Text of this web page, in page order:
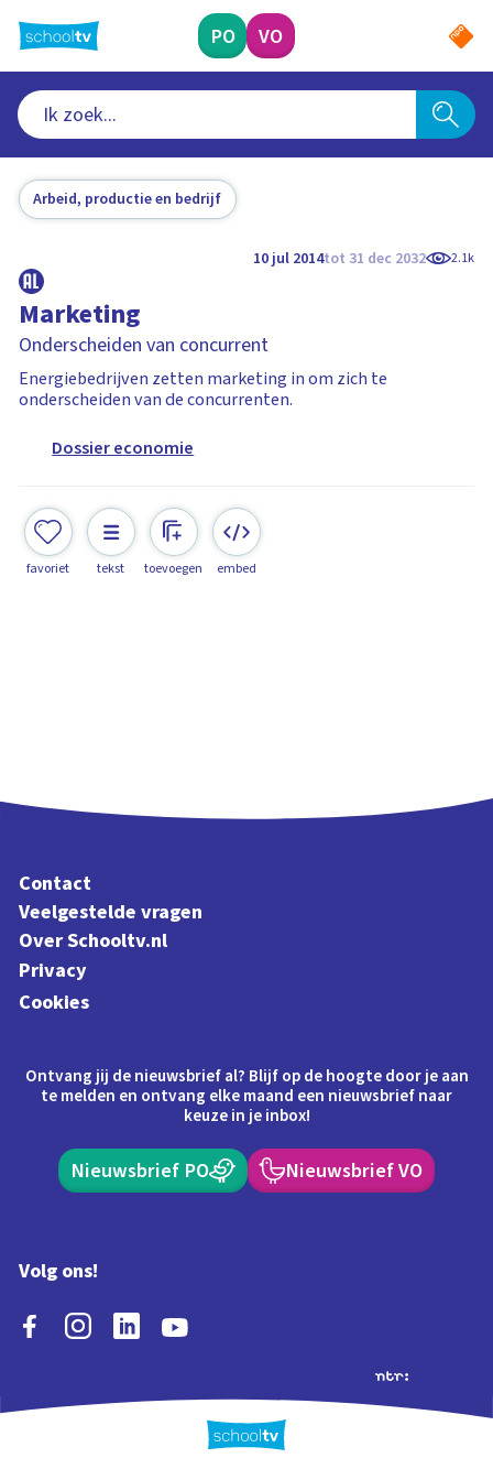
naar
hoofdinhoud
PO VO
Arbeid, productie en bedrijf
10 jul 2014tot 31 dec 2032 2.1k
Marketing
Onderscheiden van concurrent
Energiebedrijven zetten marketing in om zich te
onderscheiden van de concurrenten.
Dossier economie
favoriet tekst toevoegen embed
Contact
Veelgestelde vragen
Over Schooltv.nl
Privacy
Cookies
Ontvang jij de nieuwsbrief al? Blijf op de hoogte door je aan
te melden en ontvang elke maand een nieuwsbrief naar
keuze in je inbox!
Nieuwsbrief PO Nieuwsbrief VO
Volg ons!